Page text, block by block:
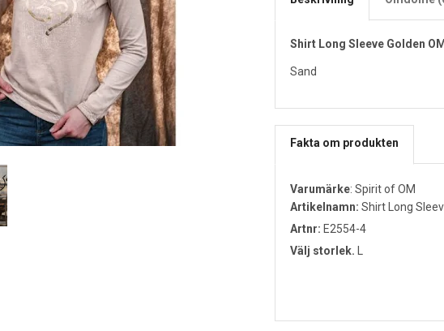
Shirt Long Sleeve Golden OM
Sand
Fakta om produkten
Varumärke: Spirit of OM
Artikelnamn: Shirt Long
Artnr: E2554-4
Välj storlek. L